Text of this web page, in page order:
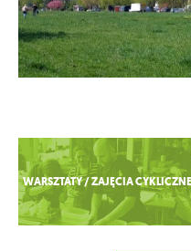
Zobacz więcej
WARSZTATY / ZAJĘCIA CYKLICZNE